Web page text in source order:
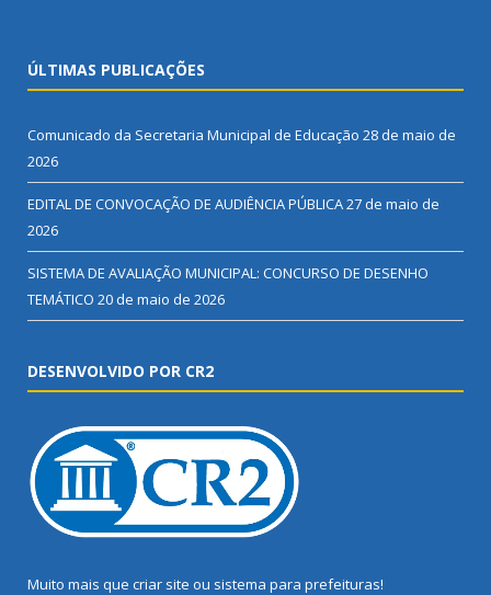
ÚLTIMAS PUBLICAÇÕES
Comunicado da Secretaria Municipal de Educação 28 de maio de
2026
EDITAL DE CONVOCAÇÃO DE AUDIÊNCIA PÚBLICA27 de maio de
2026
SISTEMA DE AVALIAÇÃO MUNICIPAL: CONCURSO DE DESENHO
TEMÁTICO 20 de maio de 2026
DESENVOLVIDO POR CR2
Muito mais que criar site ou sistema para prefeituras!